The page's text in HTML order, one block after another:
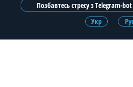
Позбавтесь стресу з Telegram-
Укр